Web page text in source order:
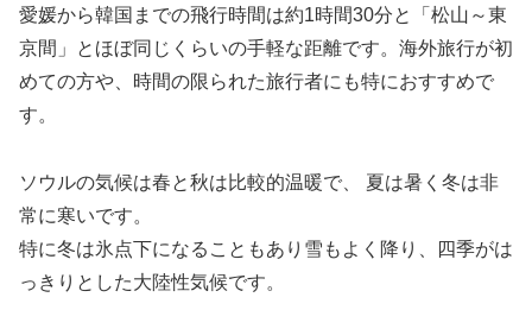
愛媛から韓国までの飛行時間は約1時間30分と「松山～東
京間」とほぼ同じくらいの手軽な距離です。海外旅行が初
めての方や、時間の限られた旅行者にも特におすすめで
す。
ソウルの気候は春と秋は比較的温暖で、 夏は暑く冬は非
常に寒いです。
特に冬は氷点下になることもあり雪もよく降り、四季がは
っきりとした大陸性気候です。